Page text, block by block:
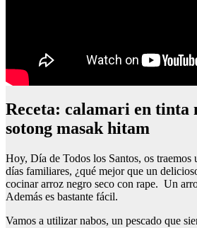
Receta: calamari en tinta
sotong masak hitam
Hoy, Día de Todos los Santos, os traemos
días familiares, ¿qué mejor que un
cocinar arroz negro seco con rape. Un
Además es bastante fácil.
Vamos a utilizar nabos, un pescado que